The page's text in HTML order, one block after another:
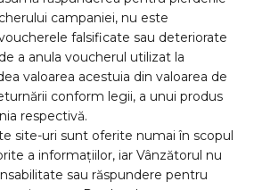
campaniei, nu este
falsificate sau deteriorate
a anula voucherul utilizat la
valoarea acestuia din valoarea de
conform legii, a unui produs
respectivă.
site-uri sunt oferite numai în scopul
a informațiilor, iar Vânzătorul nu
sau răspundere pentru